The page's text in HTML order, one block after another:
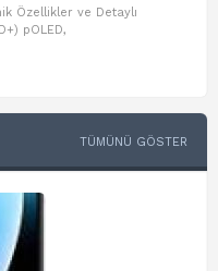
Özellikler ve Detaylı
pOLED,
TÜMÜNÜ GÖSTER